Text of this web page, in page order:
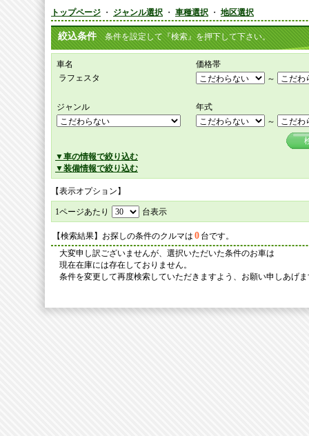
トップページ ・ ジャンル選択 ・ 車種選択 ・ 地区選択
絞込条件 条件を設定して『検索』を押下して下さい。
車名
価格帯
ラフェスタ
～
ジャンル
年式
～
▼車の情報で絞り込む
▼装備情報で絞り込む
【表示オプション】
1ページあたり 台表示
【検索結果】お探しの条件のクルマは 0 台です。
大変申し訳ございませんが、選択いただいた条件のお車は
現在在庫には存在しておりません。
条件を変更して再度検索していただきますよう、お願い申しあげ